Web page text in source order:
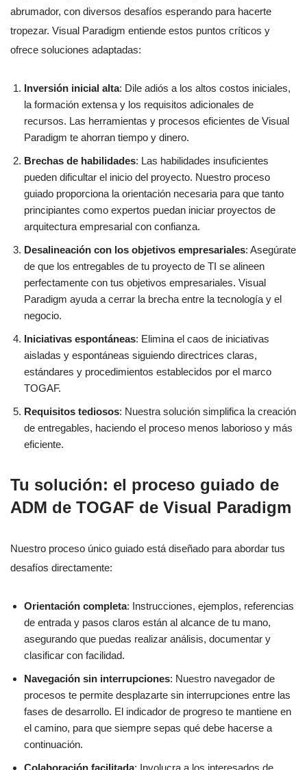
abrumador, con diversos desafíos esperando para hacerte
tropezar. Visual Paradigm entiende estos puntos críticos y
ofrece soluciones adaptadas:
Inversión inicial alta: Dile adiós a los altos costos iniciales,
la formación extensa y los requisitos adicionales de
recursos. Las herramientas y procesos eficientes de Visual
Paradigm te ahorran tiempo y dinero.
Brechas de habilidades: Las habilidades insuficientes
pueden dificultar el inicio del proyecto. Nuestro proceso
guiado proporciona la orientación necesaria para que tanto
principiantes como expertos puedan iniciar proyectos de
arquitectura empresarial con confianza.
Desalineación con los objetivos empresariales: Asegúrate
de que los entregables de tu proyecto de TI se alineen
perfectamente con tus objetivos empresariales. Visual
Paradigm ayuda a cerrar la brecha entre la tecnología y el
negocio.
Iniciativas espontáneas: Elimina el caos de iniciativas
aisladas y espontáneas siguiendo directrices claras,
estándares y procedimientos establecidos por el marco
TOGAF.
Requisitos tediosos: Nuestra solución simplifica la creación
de entregables, haciendo el proceso menos laborioso y más
eficiente.
Tu solución: el proceso guiado de
ADM de TOGAF de Visual Paradigm
Nuestro proceso único guiado está diseñado para abordar tus
desafíos directamente:
Orientación completa: Instrucciones, ejemplos, referencias
de entrada y pasos claros están al alcance de tu mano,
asegurando que puedas realizar análisis, documentar y
clasificar con facilidad.
Navegación sin interrupciones: Nuestro navegador de
procesos te permite desplazarte sin interrupciones entre las
fases de desarrollo. El indicador de progreso te mantiene en
el camino, para que siempre sepas qué debe hacerse a
continuación.